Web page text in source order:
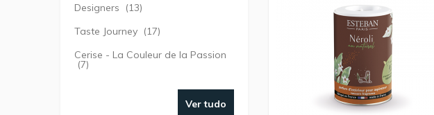
Designers
(13)
Taste Journey (17)
Cerise - La Couleur de la Passion
(7)
Ver tudo